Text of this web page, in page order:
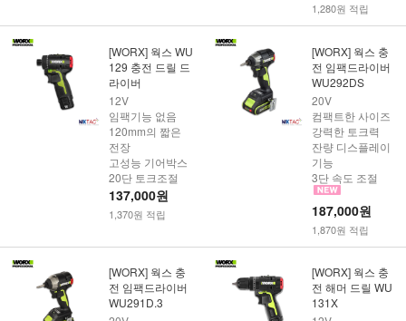
1,280원 적립
[WORX] 웍스 WU
129 충전 드릴 드
라이버
12V
임팩기능 없음
120mm의 짧은
전장
고성능 기어박스
20단 토크조절
137,000원
1,370원 적립
[WORX] 웍스 충
전 임팩드라이버
WU292DS
20V
컴팩트한 사이즈
강력한 토크력
잔량 디스플레이
기능
3단 속도 조절
187,000원
1,870원 적립
[WORX] 웍스 충
전 임팩드라이버
WU291D.3
[WORX] 웍스 충
전 해머 드릴 WU
131X